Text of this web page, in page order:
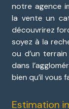
Vous avez un
vous ne
l’estimation
immobilière
offrons
notre agence
la vente un
découvrirez
soyez à la
ou d’un
dans
bien qu’il vous
Estimation